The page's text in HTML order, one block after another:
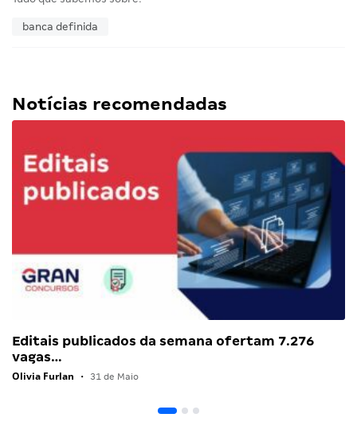
banca definida
Notícias recomendadas
Editais publicados da semana ofertam 7.276
vagas…
Olivia Furlan • 31 de Maio